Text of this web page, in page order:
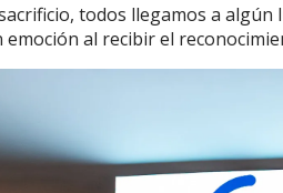
todos llegamos a
al recibir el